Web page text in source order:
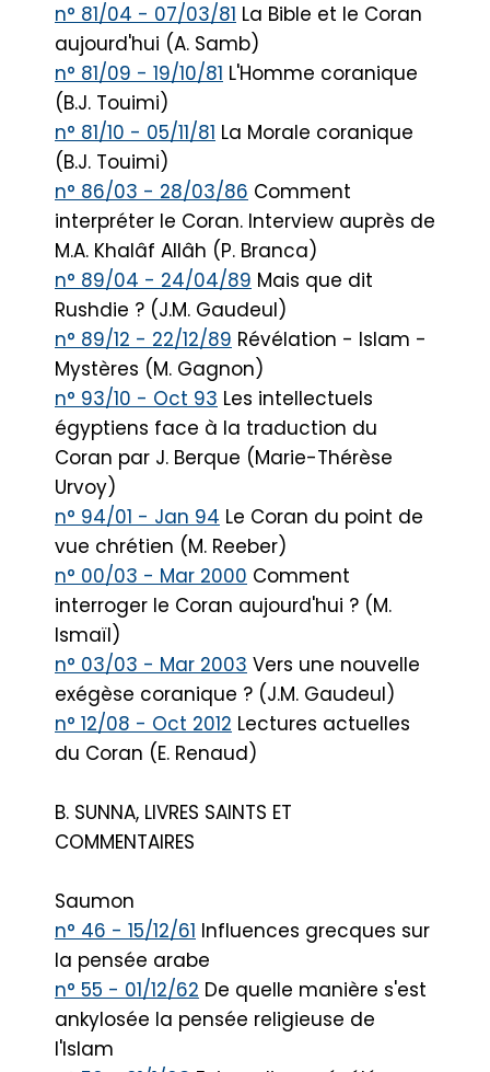
n° 81/04 - 07/03/81 La Bible et le Coran
aujourd'hui (A. Samb)
n° 81/09 - 19/10/81 L'Homme coranique
(B.J. Touimi)
n° 81/10 - 05/11/81 La Morale coranique
(B.J. Touimi)
n° 86/03 - 28/03/86 Comment
interpréter le Coran. Interview auprès de
M.A. Khalâf Allâh (P. Branca)
n° 89/04 - 24/04/89 Mais que dit
Rushdie ? (J.M. Gaudeul)
n° 89/12 - 22/12/89 Révélation - Islam -
Mystères (M. Gagnon)
n° 93/10 - Oct 93 Les intellectuels
égyptiens face à la traduction du
Coran par J. Berque (Marie-Thérèse
Urvoy)
n° 94/01 - Jan 94 Le Coran du point de
vue chrétien (M. Reeber)
n° 00/03 - Mar 2000 Comment
interroger le Coran aujourd'hui ? (M.
Ismaïl)
n° 03/03 - Mar 2003 Vers une nouvelle
exégèse coranique ? (J.M. Gaudeul)
n° 12/08 - Oct 2012 Lectures actuelles
du Coran (E. Renaud)
B. SUNNA, LIVRES SAINTS ET
COMMENTAIRES
Saumon
n° 46 - 15/12/61 Influences grecques sur
la pensée arabe
n° 55 - 01/12/62 De quelle manière s'est
ankylosée la pensée religieuse de
l'Islam